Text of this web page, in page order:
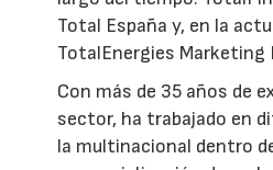
Total España y, en la
TotalEnergies Marketing
Con más de 35 años de
sector, ha trabajado en
la multinacional dentro